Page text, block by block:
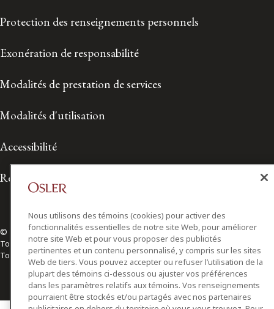
Protection des renseignements personnels
Exonération de responsabilité
Modalités de prestation de services
Modalités d'utilisation
Accessibilité
Relations avec les médias
© 2026 Osler, Hoskin & Harcourt S.E.N.C.R.L./s.r.l.
Tous droits réservés
Toronto | Montréal | Calgary | Vancouver | Ottawa | New York
Nous utilisons des témoins (cookies) pour activer des
fonctionnalités essentielles de notre site Web, pour améliorer
notre site Web et pour vous proposer des publicités
pertinentes et un contenu personnalisé, y compris sur les sites
Web de tiers. Vous pouvez accepter ou refuser l’utilisation de la
plupart des témoins ci-dessous ou ajuster vos préférences
dans les paramètres relatifs aux témoins. Vos renseignements
pourraient être stockés et/ou partagés avec nos partenaires